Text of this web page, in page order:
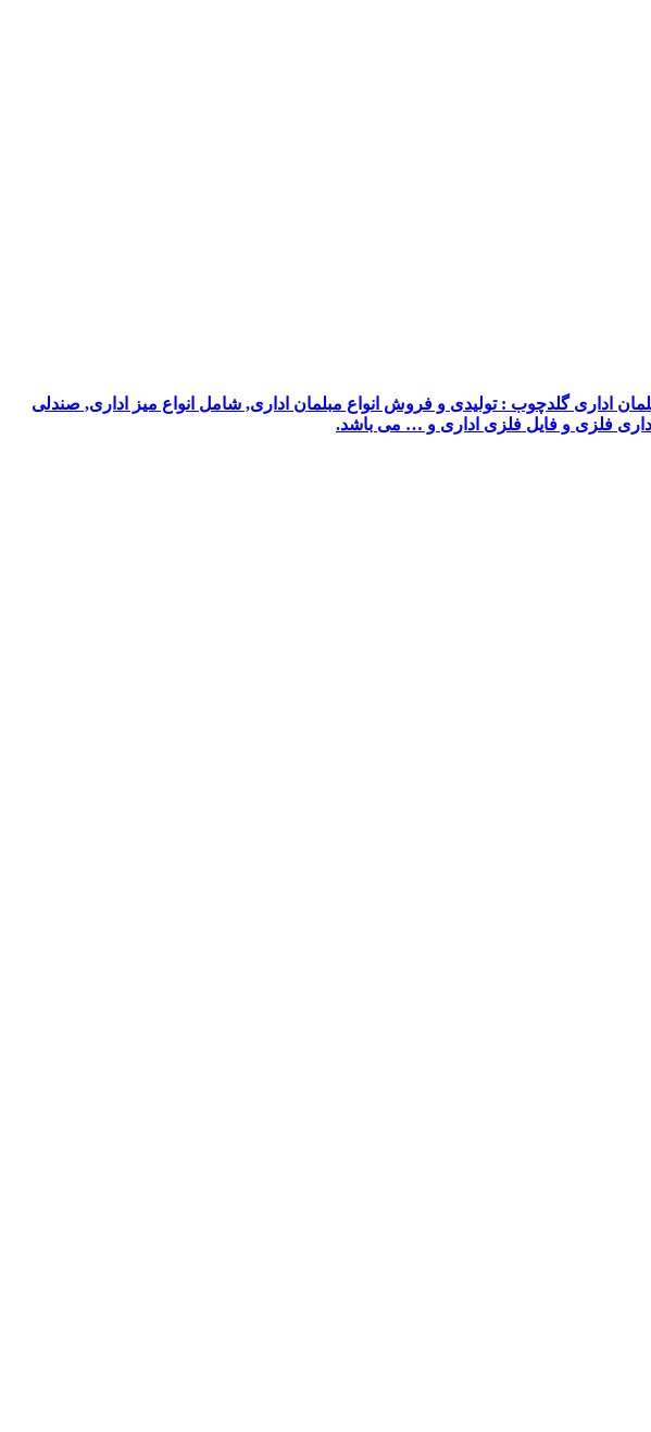
اداری گلدچوب : تولیدی و فروش انواع مبلمان اداری, شامل انواع میز اداری, صندلی
اداری فلزی و فایل فلزی اداری و … می باشد.